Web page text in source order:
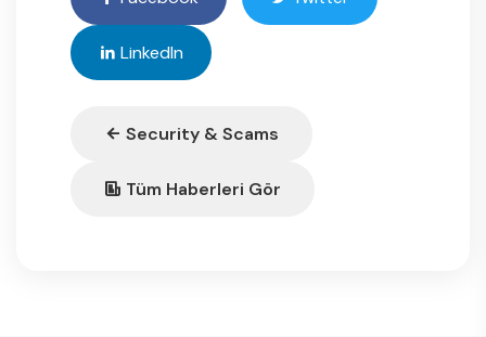
LinkedIn
Security & Scams
Tüm Haberleri Gör